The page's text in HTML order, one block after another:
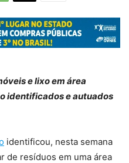
e lixo em área
identificados e autuados
identificou, nesta semana
de resíduos em uma área